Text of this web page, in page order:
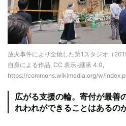
放火事件により全焼した第1スタジオ（
自身による作品, CC 表示-継承 4.0,
https://commons.wikimedia.org/w/
広がる支援の輪。寄付が最善
れわれができることはあるの